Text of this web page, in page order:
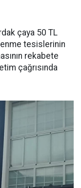
çaya 50 TL
tesislerinin
rekabete
çağrısında